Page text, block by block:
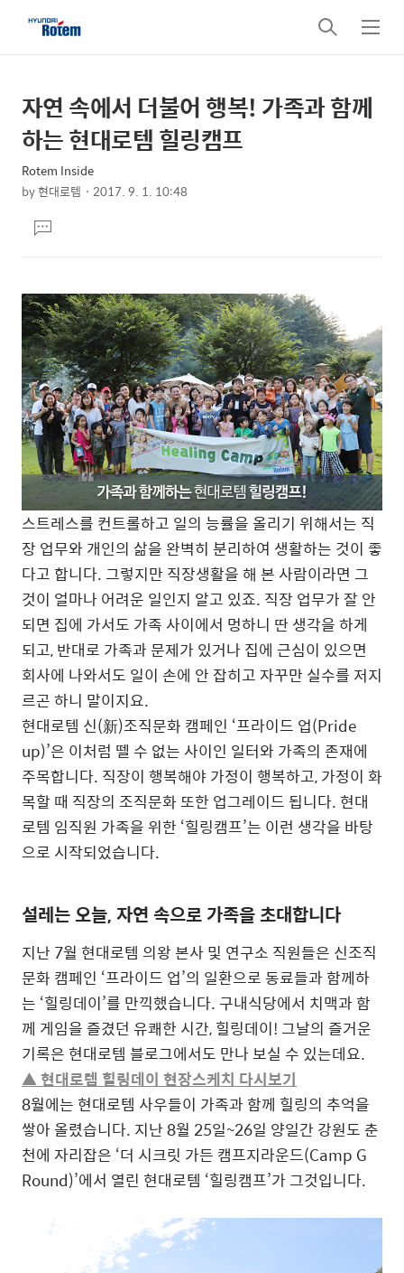
검
색
메
뉴
상
세
텐
본
문
제
목
자연 속에서 더불어 행복! 가족과 함께
하는 현대로템 힐링캠프
Rotem Inside
by현대로템 2017. 9. 1. 10:48
문댓
글
스트레스를 컨트롤하고 일의 능률을 올리기 위해서는 직
장 업무와 개인의 삶을 완벽히 분리하여 생활하는 것이 좋
다고 합니다. 그렇지만 직장생활을 해 본 사람이라면 그
것이 얼마나 어려운 일인지 알고 있죠. 직장 업무가 잘 안
되면 집에 가서도 가족 사이에서 멍하니 딴 생각을 하게
되고, 반대로 가족과 문제가 있거나 집에 근심이 있으면
회사에 나와서도 일이 손에 안 잡히고 자꾸만 실수를 저지
르곤 하니 말이지요.
현대로템 신(新)조직문화 캠페인 ‘프라이드 업(Pride
up)’은 이처럼 뗄 수 없는 사이인 일터와 가족의 존재에
주목합니다. 직장이 행복해야 가정이 행복하고, 가정이 화
목할 때 직장의 조직문화 또한 업그레이드 됩니다. 현대
로템 임직원 가족을 위한 ‘힐링캠프’는 이런 생각을 바탕
으로 시작되었습니다.
설레는 오늘, 자연 속으로 가족을 초대합니다
지난 7월 현대로템 의왕 본사 및 연구소 직원들은 신조직
문화 캠페인 ‘프라이드 업’의 일환으로 동료들과 함께하
는 ‘힐링데이’를 만끽했습니다. 구내식당에서 치맥과 함
께 게임을 즐겼던 유쾌한 시간, 힐링데이! 그날의 즐거운
기록은 현대로템 블로그에서도 만나 보실 수 있는데요.
▲ 현대로템 힐링데이 현장스케치 다시보기
8월에는 현대로템 사우들이 가족과 함께 힐링의 추억을
쌓아 올렸습니다. 지난 8월 25일~26일 양일간 강원도 춘
천에 자리잡은 ‘더 시크릿 가든 캠프지라운드(Camp G
Round)’에서 열린 현대로템 ‘힐링캠프’가 그것입니다.